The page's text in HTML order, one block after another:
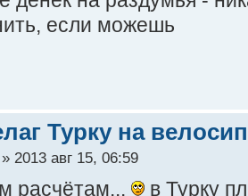
если можешь
Турку на
» 2013 авг 15, 06:59
расчётам...
в Турку